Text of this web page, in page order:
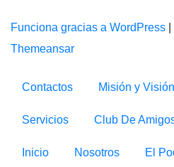
Funciona gracias a WordPress
Themeansar
Contactos Misión y Visión
Servicios Club De
Inicio Nosotros El